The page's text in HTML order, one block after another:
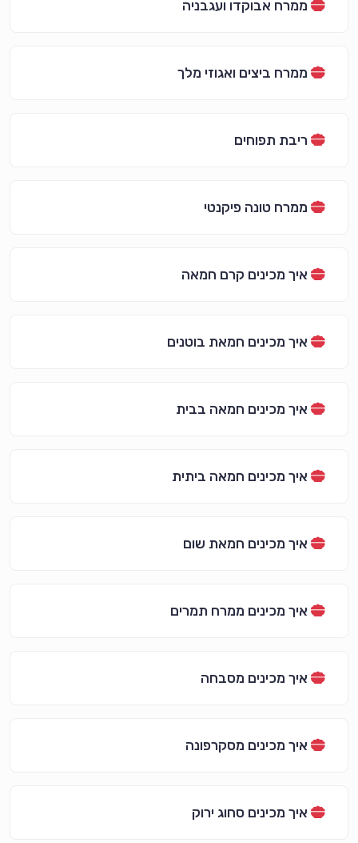
ממרח אבוקדו ועגבניה
ממרח ביצים ואגוזי מלך
ריבת תפוחים
ממרח טונה פיקנטי
איך מכינים קרם חמאה
איך מכינים חמאת בוטנים
איך מכינים חמאה בבית
איך מכינים חמאה ביתית
איך מכינים חמאת שום
איך מכינים ממרח תמרים
איך מכינים מסבחה
איך מכינים מסקרפונה
איך מכינים סחוג ירוק